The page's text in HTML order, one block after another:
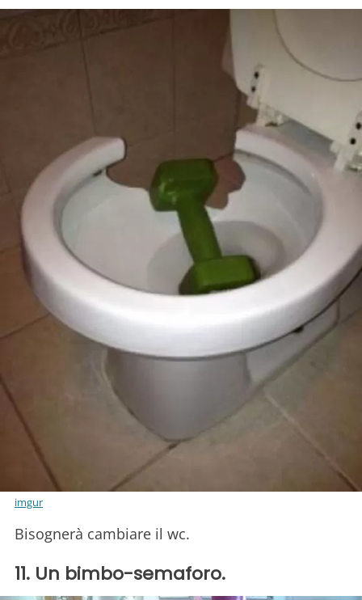
imgur
Bisognerà cambiare il wc.
11. Un bimbo-semaforo.